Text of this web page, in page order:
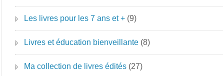
Les livres pour les 7 ans et + (9)
Livres et éducation bienveillante (8)
Ma collection de livres édités (27)